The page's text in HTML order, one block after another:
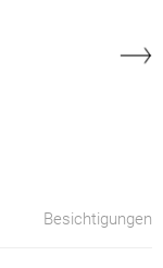
Besichtigungen